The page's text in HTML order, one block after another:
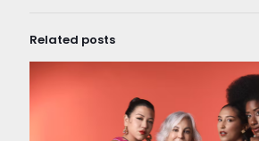
Related posts